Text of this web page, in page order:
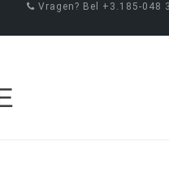
Vragen? Bel +3.185-048